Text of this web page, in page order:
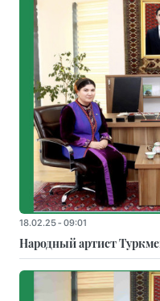
18.02.25 - 09:01
Народный артист